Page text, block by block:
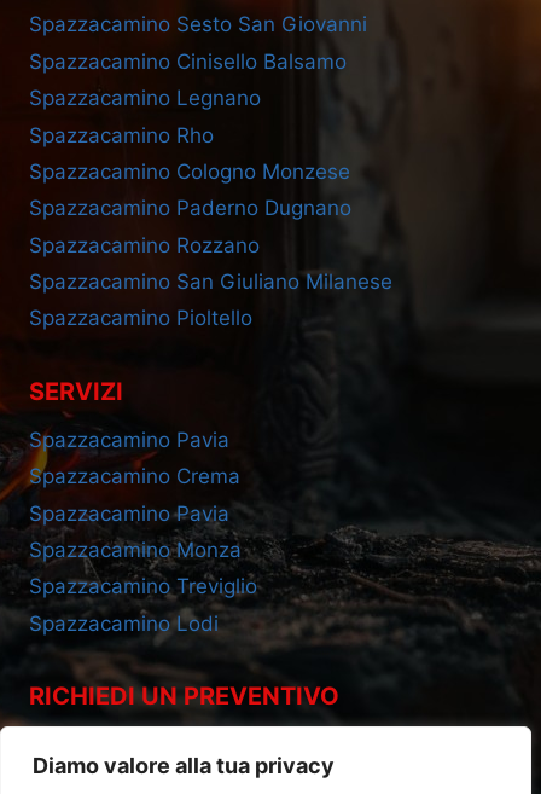
Diamo valore alla tua privacy
Spazzacamino Sesto San Giovanni
Spazzacamino Cinisello Balsamo
Spazzacamino Legnano
Spazzacamino Rho
Spazzacamino Cologno Monzese
Spazzacamino Paderno Dugnano
Spazzacamino Rozzano
Spazzacamino San Giuliano Milanese
Spazzacamino Pioltello
SERVIZI
Spazzacamino Pavia
Spazzacamino Crema
Spazzacamino Pavia
Spazzacamino Monza
Spazzacamino Treviglio
Spazzacamino Lodi
RICHIEDI UN PREVENTIVO
Cell 393.2685695